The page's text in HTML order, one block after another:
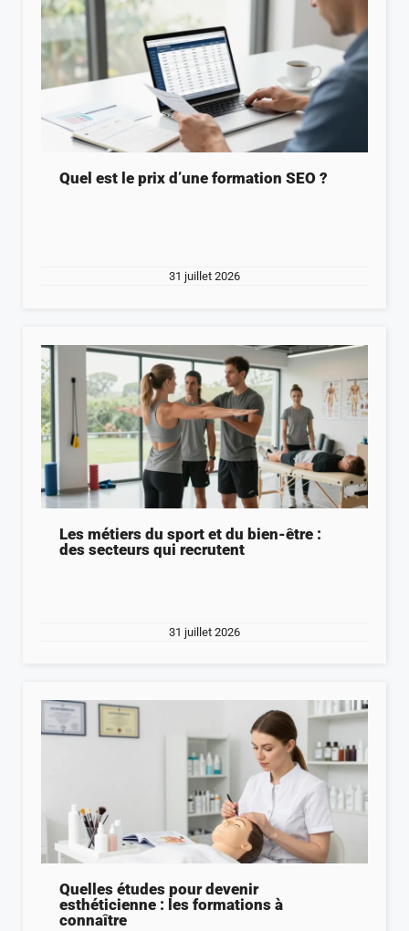
Quel est le prix d’une formation SEO ?
31 juillet 2026
Les métiers du sport et du bien-être :
des secteurs qui recrutent
31 juillet 2026
Quelles études pour devenir
esthéticienne : les formations à
connaître